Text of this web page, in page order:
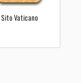
Sito Vaticano